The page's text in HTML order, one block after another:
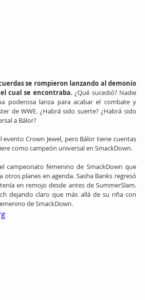
se rompieron lanzando al demonio
cual se encontraba. ¿Qué sucedió? Nadie
poderosa lanza para acabar el combate y
de WWE. ¿Habrá sido suerte? ¿Habrá sido
a Bálor?
Crown Jewel, pero Bálor tiene cuentas
como campeón universal en SmackDown.
campeonato femenino de SmackDown que
planes en agenda. Sasha Banks regresó
en remojo desde antes de SummerSlam.
dejando claro que más allá de su riña con
de SmackDown.